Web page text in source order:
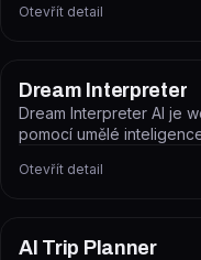
Otevřít detail
Dream Interpreter
Dream Interpreter AI je
pomocí umělé
Otevřít detail
AI Trip Planner